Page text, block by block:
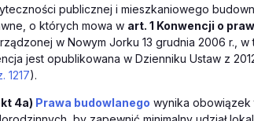
publicznej i mieszkaniowego
o których mowa w art. 1 Konwencji o
w Nowym Jorku 13 grudnia 2006 r.,
jest opublikowana w Dzienniku Ustaw z
1217).
4a) Prawa budowlanego wynika